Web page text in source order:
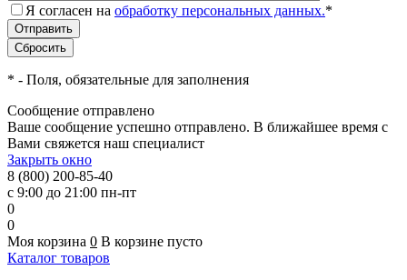
Я согласен на обработку персональных данных.*
* - Поля, обязательные для заполнения
Сообщение отправлено
Ваше сообщение успешно отправлено. В ближайшее время с
Вами свяжется наш специалист
Закрыть окно
8 (800) 200-85-40
с 9:00 до 21:00 пн-пт
0
0
Моя корзина 0 В корзине пусто
Каталог товаров